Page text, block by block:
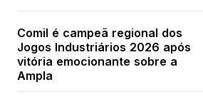
Comil é campeã regional dos
Jogos Industriários 2026 após
vitória emocionante sobre a
Ampla